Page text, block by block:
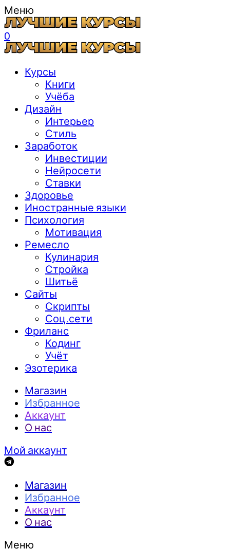
Меню
0
Курсы
Книги
Учёба
Дизайн
Интерьер
Стиль
Заработок
Инвестиции
Нейросети
Ставки
Здоровье
Иностранные языки
Психология
Мотивация
Ремесло
Кулинария
Стройка
Шитьё
Сайты
Скрипты
Соц.сети
Фриланс
Кодинг
Учёт
Эзотерика
Магазин
Избранное
Аккаунт
О нас
Мой аккаунт
Магазин
Избранное
Аккаунт
О нас
Меню